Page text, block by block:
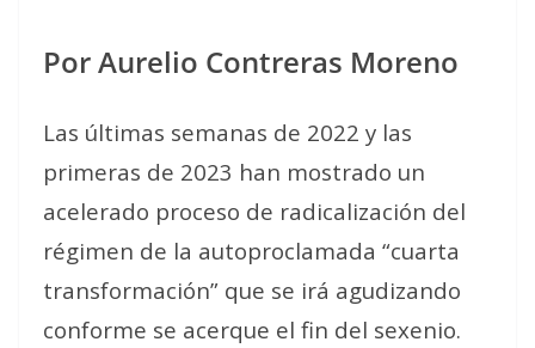
Por Aurelio Contreras Moreno
Las últimas semanas de 2022 y las
primeras de 2023 han mostrado un
acelerado proceso de radicalización del
régimen de la autoproclamada “cuarta
transformación” que se irá agudizando
conforme se acerque el fin del sexenio.